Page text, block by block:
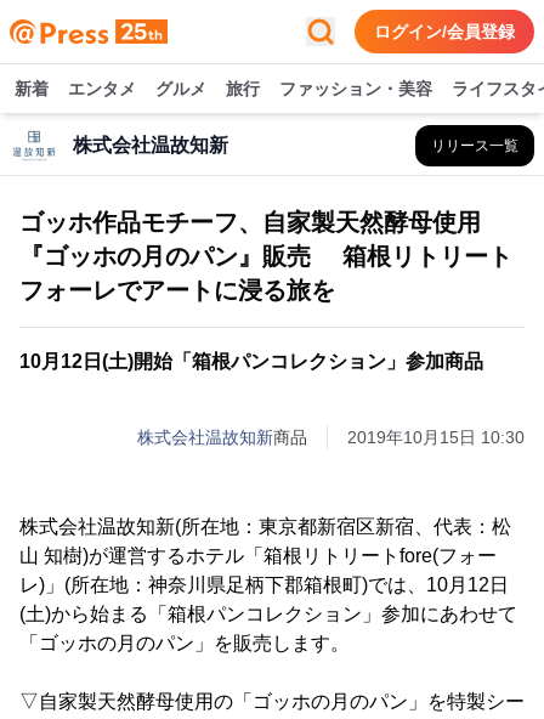
ログイン/会員登録
新着 エンタメ グルメ 旅行 ファッション・美容 ライフスタ
株式会社温故知新 リリース一覧
ゴッホ作品モチーフ、自家製天然酵母使用
『ゴッホの月のパン』販売 箱根リトリート
フォーレでアートに浸る旅を
10月12日(土)開始「箱根パンコレクション」参加商品
株式会社温故知新商品 2019年10月15日 10:30
株式会社温故知新(所在地：東京都新宿区新宿、代表：松
山 知樹)が運営するホテル「箱根リトリートfore(フォー
レ)」(所在地：神奈川県足柄下郡箱根町)では、10月12日
(土)から始まる「箱根パンコレクション」参加にあわせて
「ゴッホの月のパン」を販売します。
▽自家製天然酵母使用の「ゴッホの月のパン」を特製シー